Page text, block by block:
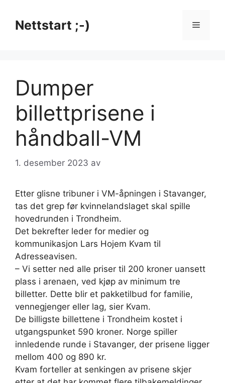
innholdNettstart ;-) Meny
Dumper
billettprisene i
håndball-VM
1. desember 2023 av
Etter glisne tribuner i VM-åpningen i Stavanger,
tas det grep før kvinnelandslaget skal spille
hovedrunden i Trondheim.
Det bekrefter leder for medier og
kommunikasjon Lars Hojem Kvam til
Adresseavisen.
– Vi setter ned alle priser til 200 kroner uansett
plass i arenaen, ved kjøp av minimum tre
billetter. Dette blir et pakketilbud for familie,
vennegjenger eller lag, sier Kvam.
De billigste billettene i Trondheim kostet i
utgangspunket 590 kroner. Norge spiller
innledende runde i Stavanger, der prisene ligger
mellom 400 og 890 kr.
Kvam forteller at senkingen av prisene skjer